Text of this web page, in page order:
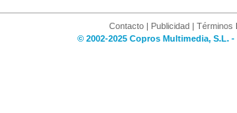
Contacto | Publicidad | Términos
© 2002-2025 Copros Multimedia, S.L.